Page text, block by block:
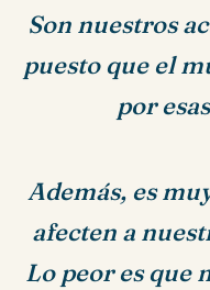
Son nuestros
puesto que el
por
Además, es
afecten a
Lo peor es que